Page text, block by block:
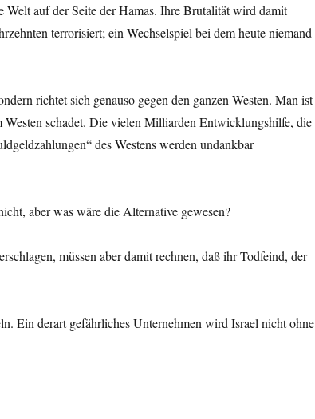
auf der Seite der Hamas. Ihre Brutalität wird damit
terrorisiert; ein Wechselspiel bei dem heute niemand
richtet sich genauso gegen den ganzen Westen. Man ist
schadet. Die vielen Milliarden Entwicklungshilfe, die
des Westens werden undankbar
aber was wäre die Alternative gewesen?
müssen aber damit rechnen, daß ihr Todfeind, der
Ein derart gefährliches Unternehmen wird Israel nicht ohne